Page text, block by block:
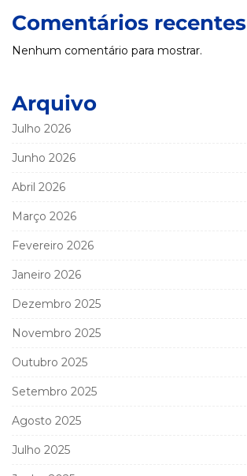
Comentários recentes
Nenhum comentário para mostrar.
Arquivo
Julho 2026
Junho 2026
Abril 2026
Março 2026
Fevereiro 2026
Janeiro 2026
Dezembro 2025
Novembro 2025
Outubro 2025
Setembro 2025
Agosto 2025
Julho 2025